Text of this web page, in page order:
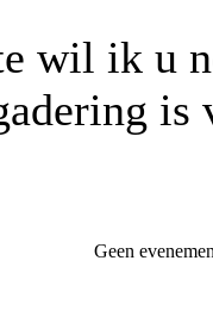
wil ik u
is
Geen